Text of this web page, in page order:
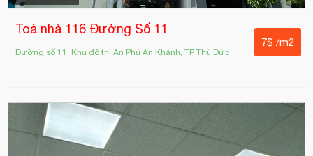
Toà nhà 116 Đường Số 11
Đường số 11, Khu đô thị An Phú An Khánh, TP Thủ Đức
7$ /m2